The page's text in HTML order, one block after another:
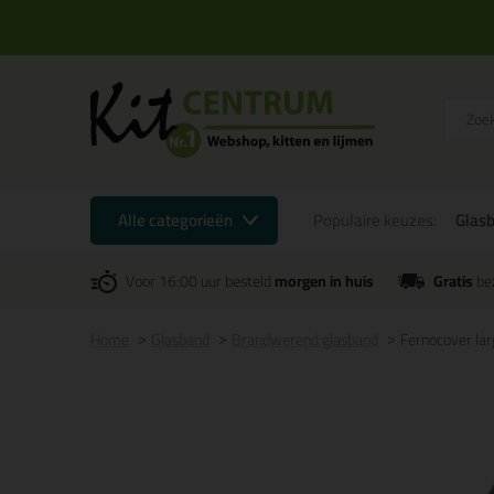
Alle categorieën
Voor 16:00 uur besteldmorgen in huis Gratis
Fernocover